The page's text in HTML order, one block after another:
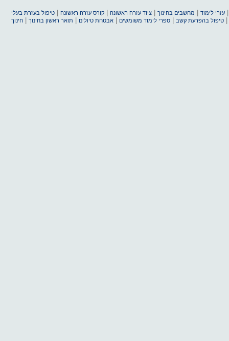
עזרי לימוד מחשבים בחינוך |ציוד עזרה ראשונה |קורס עזרה ראשונה |טיפול בעזרת בעלי
|טיפול בהפרעת קשב |ספרי לימוד משומשים |אבטחת טיולים תואר ראשון בחינוך |חינוך